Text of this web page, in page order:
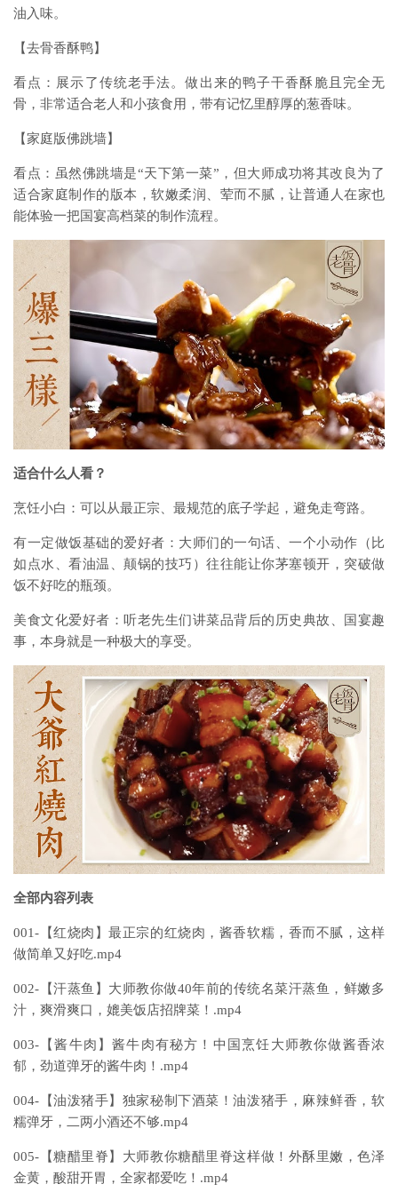
油入味。
【去骨香酥鸭】
看点：展示了传统老手法。做出来的鸭子干香酥脆且完全无
骨，非常适合老人和小孩食用，带有记忆里醇厚的葱香味。
【家庭版佛跳墙】
看点：虽然佛跳墙是“天下第一菜”，但大师成功将其改良为了
适合家庭制作的版本，软嫩柔润、荤而不腻，让普通人在家也
能体验一把国宴高档菜的制作流程。
适合什么人看？
烹饪小白：可以从最正宗、最规范的底子学起，避免走弯路。
有一定做饭基础的爱好者：大师们的一句话、一个小动作（比
如点水、看油温、颠锅的技巧）往往能让你茅塞顿开，突破做
饭不好吃的瓶颈。
美食文化爱好者：听老先生们讲菜品背后的历史典故、国宴趣
事，本身就是一种极大的享受。
全部内容列表
001-【红烧肉】最正宗的红烧肉，酱香软糯，香而不腻，这样
做简单又好吃.mp4
002-【汗蒸鱼】大师教你做40年前的传统名菜汗蒸鱼，鲜嫩多
汁，爽滑爽口，媲美饭店招牌菜！.mp4
003-【酱牛肉】酱牛肉有秘方！中国烹饪大师教你做酱香浓
郁，劲道弹牙的酱牛肉！.mp4
004-【油泼猪手】独家秘制下酒菜！油泼猪手，麻辣鲜香，软
糯弹牙，二两小酒还不够.mp4
005-【糖醋里脊】大师教你糖醋里脊这样做！外酥里嫩，色泽
金黄，酸甜开胃，全家都爱吃！.mp4